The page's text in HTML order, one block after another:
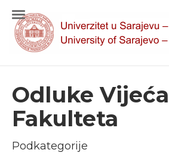
Odluke Vijeća
Fakulteta
Podkategorije